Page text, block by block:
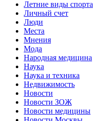
Летние виды спорта
Личный счет
Люди
Места
Мнения
Мода
Народная медицина
Наука
Наука и техника
Недвижимость
Новости
Новости ЗОЖ
Новости медицины